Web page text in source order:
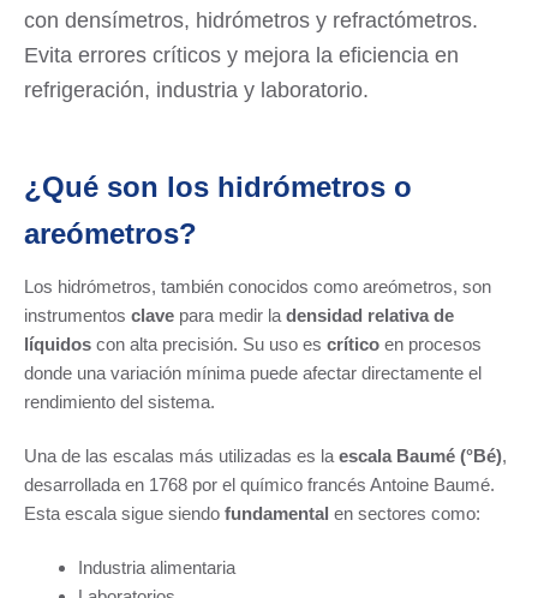
con densímetros, hidrómetros y refractómetros.
Evita errores críticos y mejora la eficiencia en
refrigeración, industria y laboratorio.
¿Qué son los hidrómetros o
areómetros?
Los hidrómetros, también conocidos como areómetros, son
instrumentos clave para medir la densidad relativa de
líquidos con alta precisión. Su uso es crítico en procesos
donde una variación mínima puede afectar directamente el
rendimiento del sistema.
Una de las escalas más utilizadas es la escala Baumé (°Bé),
desarrollada en 1768 por el químico francés Antoine Baumé.
Esta escala sigue siendo fundamental en sectores como:
Industria alimentaria